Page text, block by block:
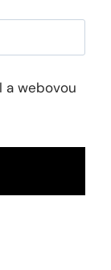
a webovou